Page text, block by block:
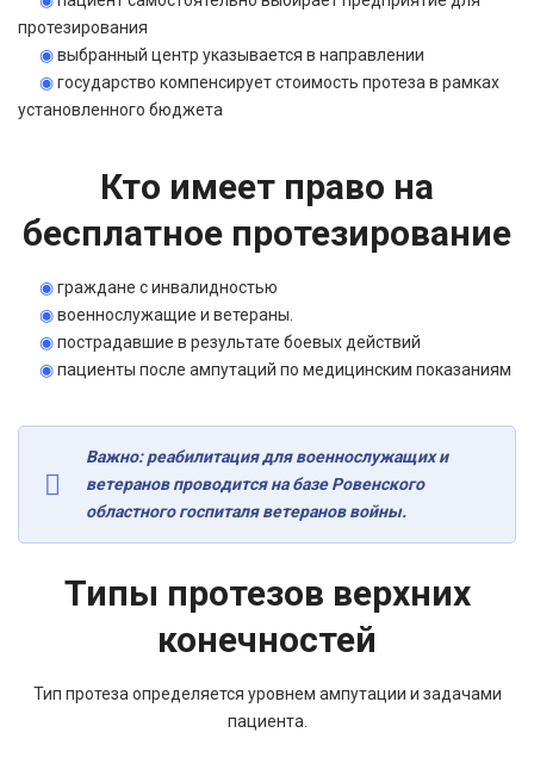
протезирования
◉выбранный центр указывается в направлении
◉государство компенсирует стоимость протеза в рамках
установленного бюджета
Кто имеет право на
бесплатное протезирование
◉граждане с инвалидностью
◉военнослужащие и ветераны.
◉пострадавшие в результате боевых действий
◉пациенты после ампутаций по медицинским показаниям
Важно: реабилитация для военнослужащих и
ветеранов проводится на базе Ровенского
областного госпиталя ветеранов войны.
Типы протезов верхних
конечностей
Тип протеза определяется уровнем ампутации и задачами
пациента.